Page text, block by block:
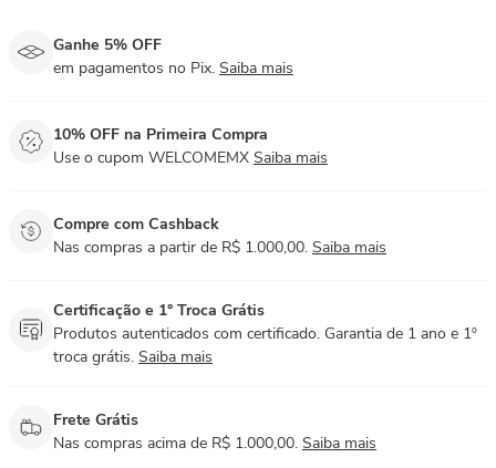
Ganhe 5% OFF
em pagamentos no Pix. Saiba mais
10% OFF na Primeira Compra
Use o cupom WELCOMEMX Saiba mais
Compre com Cashback
Nas compras a partir de R$ 1.000,00. Saiba mais
Certificação e 1° Troca Grátis
Produtos autenticados com certificado. Garantia de 1 ano e 1º
troca grátis. Saiba mais
Frete Grátis
Nas compras acima de R$ 1.000,00. Saiba mais